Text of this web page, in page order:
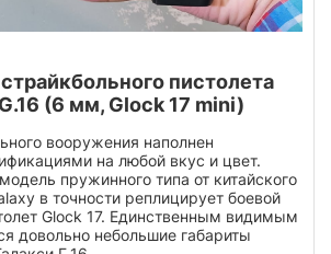
пистолета
(6 мм, Glock 17 mini)
вооружения наполнен
на любой вкус и цвет.
пружинного типа от китайского
в точности реплицирует боевой
Glock 17. Единственным видимым
довольно небольшие габариты